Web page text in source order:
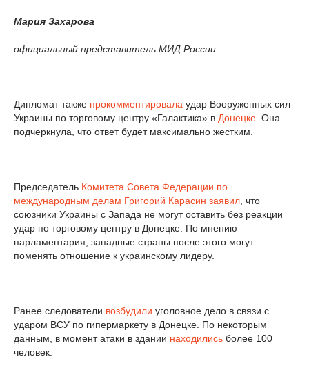
Мария Захарова
официальный представитель МИД России
Дипломат также прокомментировала удар Вооруженных сил
Украины по торговому центру «Галактика» в Донецке . Она
подчеркнула, что ответ будет максимально жестким.
Председатель Комитета Совета Федерации по
международным делам Григорий Карасин заявил , что
союзники Украины с Запада не могут оставить без реакции
удар по торговому центру в Донецке. По мнению
парламентария, западные страны после этого могут
поменять отношение к украинскому лидеру.
Ранее следователи возбудили уголовное дело в связи с
ударом ВСУ по гипермаркету в Донецке. По некоторым
данным, в момент атаки в здании находились более 100
человек.